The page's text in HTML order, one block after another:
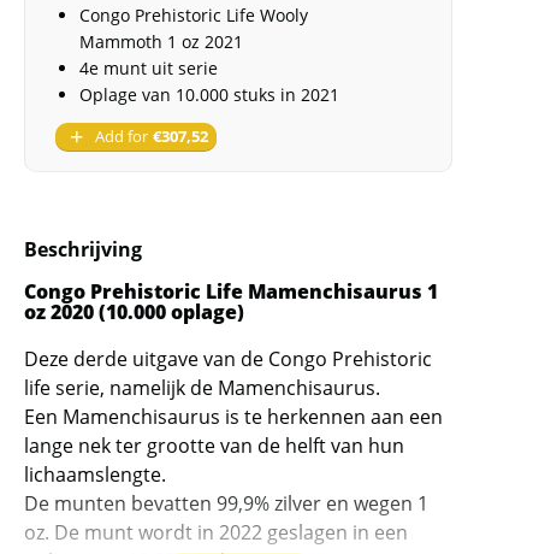
Congo Prehistoric Life Wooly
Mammoth 1 oz 2021
4e munt uit serie
Oplage van 10.000 stuks in 2021
Add for €307,52
Beschrijving
Congo Prehistoric Life Mamenchisaurus 1
oz 2020 (10.000 oplage)
Deze derde uitgave van de Congo Prehistoric
life serie, namelijk de Mamenchisaurus.
Een Mamenchisaurus is te herkennen aan een
lange nek ter grootte van de helft van hun
lichaamslengte.
De munten bevatten 99,9% zilver en wegen 1
oz. De munt wordt in 2022 geslagen in een